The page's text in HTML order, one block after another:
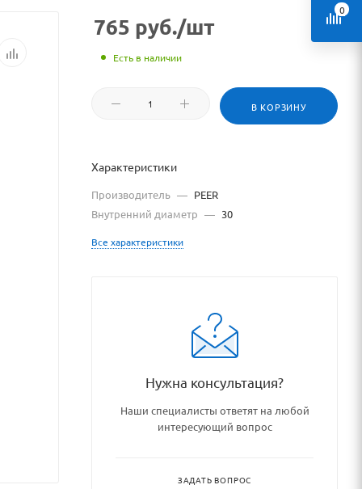
765 руб./шт
Есть в наличии
В КОРЗИНУ
Характеристики
Производитель — PEER
Внутренний диаметр — 30
Все характеристики
Нужна консультация?
Наши специалисты ответят на любой
интересующий вопрос
ЗАДАТЬ ВОПРОС
0